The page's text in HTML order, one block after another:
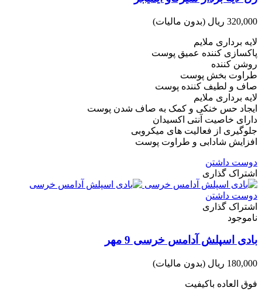
320,000 ریال (بدون مالیات)
لایه برداری ملایم
پاکسازی کننده عمیق پوست
روشن کننده
طراوت بخش پوست
صاف و لطیف کننده پوست
لایه برداری ملایم
ایجاد حس خنکی و کمک به صاف شدن پوست
دارای خاصیت آنتی اکسیدان
جلوگیری از فعالیت های میکروبی
افزایش شادابی و طراوت پوست
دوست داشتن
اشتراک گذاری
دوست داشتن
اشتراک گذاری
ناموجود
بادی اسپلش آدامس خرسی 9 مهر
180,000 ریال (بدون مالیات)
فوق العاده باکیفیت